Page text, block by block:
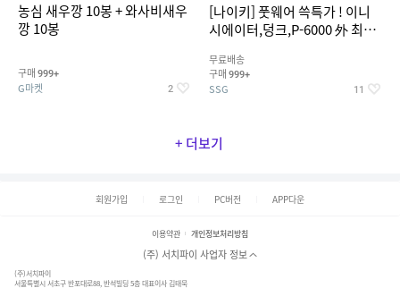
농심 새우깡 10봉 + 와사비새우
깡 10봉
구매 999+
G마켓 2
[나이키] 풋웨어 쓱특가 ! 이니
시에이터,덩크,P-6000 外 최대
무료배송
구매 999+
SSG 11
+ 더보기
회원가입 로그인 PC버전 APP다운
이용약관 개인정보처리방침
(주) 서치파이 사업자 정보
(주)서치파이
서울특별시 서초구 반포대로88, 반석빌딩 5층 대표이사 김태묵